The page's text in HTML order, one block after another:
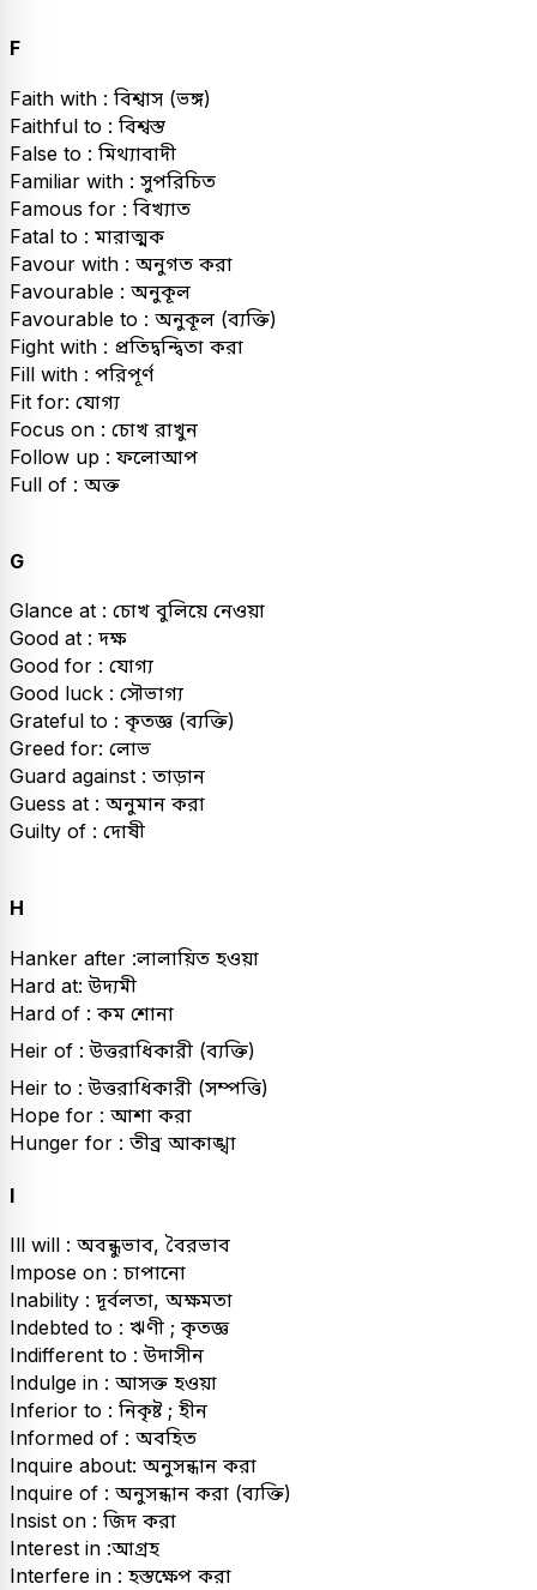
F
Faith with : বিশ্বাস (ভঙ্গ)
Faithful to : বিশ্বস্ত
False to : মিথ্যাবাদী
Familiar with : সুপরিচিত
Famous for : বিখ্যাত
Fatal to : মারাত্মক
Favour with : অনুগত করা
Favourable : অনুকূল
Favourable to : অনুকূল (ব্যক্তি)
Fight with : প্রতিদ্বন্দ্বিতা করা
Fill with : পরিপূর্ণ
Fit for: যোগ্য
Focus on : চোখ রাখুন
Follow up : ফলোআপ
Full of : অক্ত
G
Glance at : চোখ বুলিয়ে নেওয়া
Good at : দক্ষ
Good for : যোগ্য
Good luck : সৌভাগ্য
Grateful to : কৃতজ্ঞ (ব্যক্তি)
Greed for: লোভ
Guard against : তাড়ান
Guess at : অনুমান করা
Guilty of : দোষী
H
Hanker after :লালায়িত হওয়া
Hard at: উদ্যমী
Hard of : কম শোনা
Heir of : উত্তরাধিকারী (ব্যক্তি)
Heir to : উত্তরাধিকারী (সম্পত্তি)
Hope for : আশা করা
Hunger for : তীব্র আকাঙ্খা
I
Ill will : অবন্ধুভাব, বৈরভাব
Impose on : চাপানো
Inability : দূর্বলতা, অক্ষমতা
Indebted to : ঋণী ; কৃতজ্ঞ
Indifferent to : উদাসীন
Indulge in : আসক্ত হওয়া
Inferior to : নিকৃষ্ট ; হীন
Informed of : অবহিত
Inquire about: অনুসন্ধান করা
Inquire of : অনুসন্ধান করা (ব্যক্তি)
Insist on : জিদ করা
Interest in :আগ্রহ
Interfere in : হস্তক্ষেপ করা